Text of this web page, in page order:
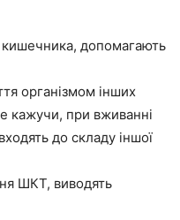
допомагають
організмом інших
кажучи, при вживанні
до складу іншої
ШКТ, виводять